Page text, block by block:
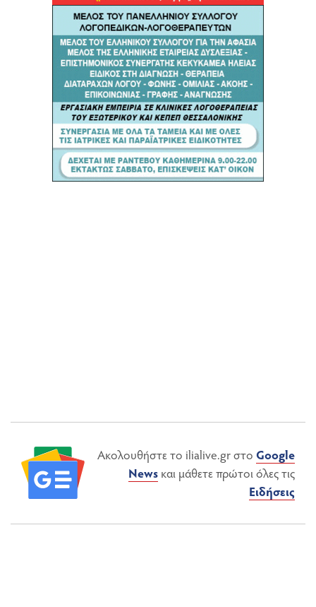
Ακολουθήστε το ilialive.gr στο Google
News και μάθετε πρώτοι όλες τις
Ειδήσεις